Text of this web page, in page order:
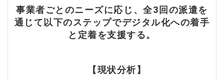
事業者ごとのニーズに応じ、全3回の派遣を
通じて以下のステップでデジタル化への着手
と定着を支援する。
【現状分析】